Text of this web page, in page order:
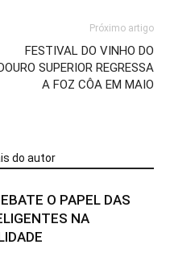
Próximo artigo
FESTIVAL DO VINHO DO
DOURO SUPERIOR REGRESSA
A FOZ CÔA EM MAIO
do autor
O PAPEL DAS
NA